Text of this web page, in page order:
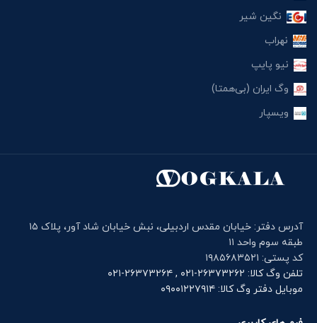
نگین شیر
نهراب
نیو پایپ
وگ ایران (بی‌همتا)
ویسپار
آدرس دفتر: خیابان مقدس اردبیلی، نبش خیابان شاد آور، پلاک ۱۵
طبقه سوم واحد ۱۱
کد پستی: ۱۹۸۵۶۸۳۵۲۱
تلفن وگ کالا: ۲۶۳۷۳۲۶۲-۰۲۱ , ۲۶۳۷۳۲۶۴-۰۲۱
موبایل دفتر وگ کالا: ۰۹۰۰۱۲۲۷۹۱۴